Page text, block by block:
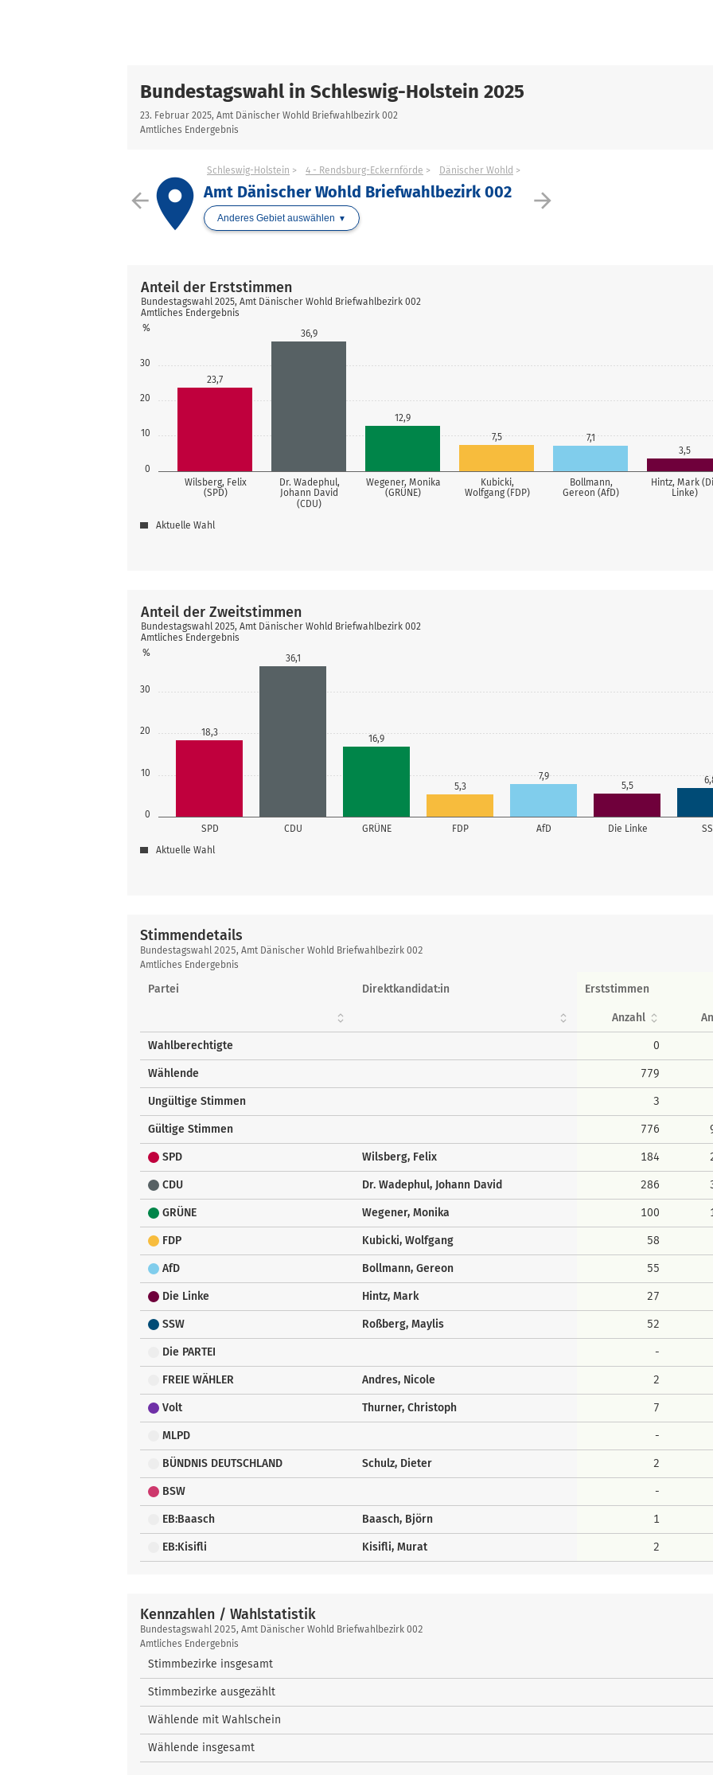
Bundestagswahl in Schleswig-Holstein 2025
23. Februar 2025, Amt Dänischer Wohld Briefwahlbezirk 002
Amtliches Endergebnis
arrow_back arrow_forward
place
Schleswig-Holstein 4 - Rendsburg-Eckernförde Dänischer Wohld
Amt Dänischer Wohld Briefwahlbezirk 002
Anderes Gebiet auswählen
0
10
20
30
%
Wilsberg, Felix
(SPD)
Dr. Wadephul,
Johann David
(CDU)
Wegener, Monika
(GRÜNE)
Kubicki,
Wolfgang (FDP)
Bollmann,
Gereon (AfD)
Hintz, Mark
Linke)
23,7
36,9
12,9
7,5
7,1
3,5
Anteil der Erststimmen
Bundestagswahl 2025, Amt Dänischer Wohld Briefwahlbezirk 002
Amtliches Endergebnis
Aktuelle Wahl
0
10
20
30
%
SPD CDU GRÜNE FDP AfD Die Linke
18,3
36,1
16,9
5,3
7,9
5,5
Anteil der Zweitstimmen
Bundestagswahl 2025, Amt Dänischer Wohld Briefwahlbezirk 002
Amtliches Endergebnis
Aktuelle Wahl
Stimmendetails
Stimmendetails
Bundestagswahl 2025, Amt Dänischer Wohld Briefwahlbezirk 002
Amtliches Endergebnis
Partei Direktkandidat:in Erststimmen
Anzahl
Wahlberechtigte 0
Wählende 779
Ungültige Stimmen 3
Gültige Stimmen 776
SPD Wilsberg, Felix 184
CDU Dr. Wadephul, Johann David 286
GRÜNE Wegener, Monika 100
FDP Kubicki, Wolfgang 58
AfD Bollmann, Gereon 55
Die Linke Hintz, Mark 27
SSW Roßberg, Maylis 52
Die PARTEI -
FREIE WÄHLER Andres, Nicole 2
Volt Thurner, Christoph 7
MLPD -
BÜNDNIS DEUTSCHLAND Schulz, Dieter 2
BSW -
EB:Baasch Baasch, Björn 1
EB:Kisifli Kisifli, Murat 2
Kennzahlen / Wahlstatistik
Kennzahlen
/
Wahlstatistik
Bundestagswahl 2025, Amt Dänischer Wohld Briefwahlbezirk 002
Amtliches Endergebnis
Stimmbezirke insgesamt
Stimmbezirke ausgezählt
Wählende mit Wahlschein
Wählende insgesamt